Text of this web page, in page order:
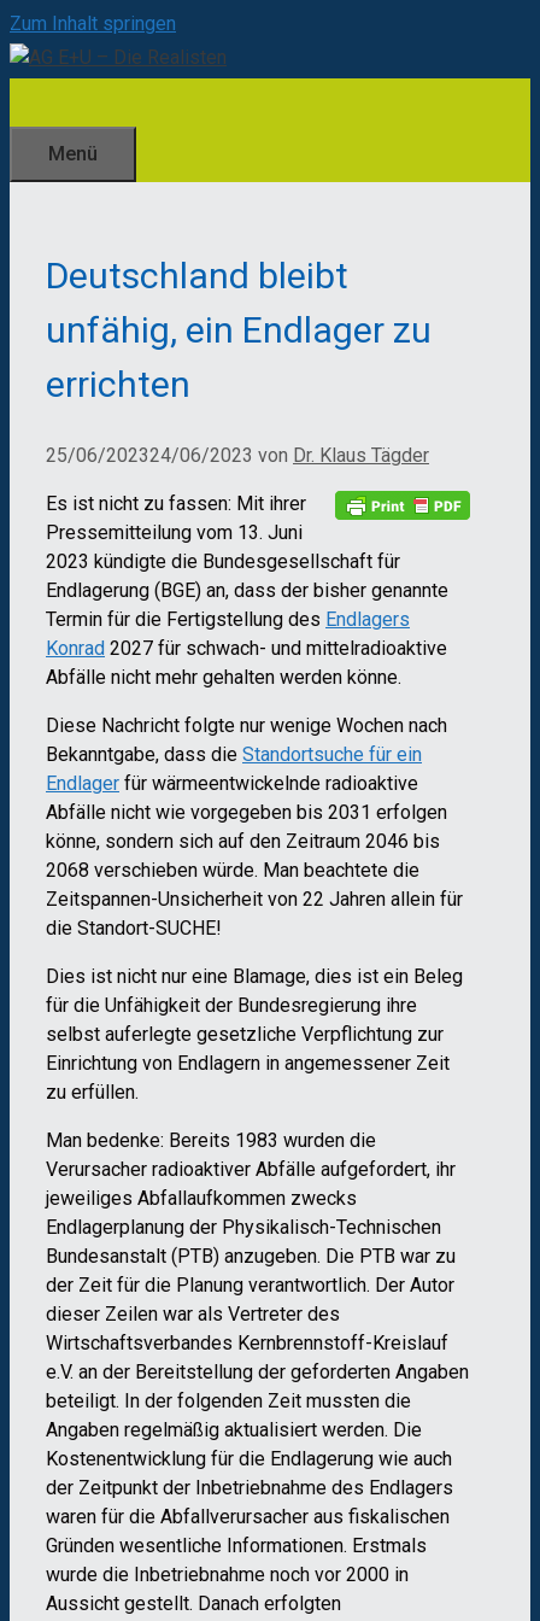
Zum Inhalt springen
Menü
Deutschland bleibt
unfähig, ein Endlager zu
errichten
25/06/202324/06/2023 von Dr. Klaus Tägder
Es ist nicht zu fassen: Mit ihrer
Pressemitteilung vom 13. Juni
2023 kündigte die Bundesgesellschaft für
Endlagerung (BGE) an, dass der bisher genannte
Termin für die Fertigstellung des Endlagers
Konrad 2027 für schwach- und mittelradioaktive
Abfälle nicht mehr gehalten werden könne.
Diese Nachricht folgte nur wenige Wochen nach
Bekanntgabe, dass die Standortsuche für ein
Endlager für wärmeentwickelnde radioaktive
Abfälle nicht wie vorgegeben bis 2031 erfolgen
könne, sondern sich auf den Zeitraum 2046 bis
2068 verschieben würde. Man beachtete die
Zeitspannen-Unsicherheit von 22 Jahren allein für
die Standort-SUCHE!
Dies ist nicht nur eine Blamage, dies ist ein Beleg
für die Unfähigkeit der Bundesregierung ihre
selbst auferlegte gesetzliche Verpflichtung zur
Einrichtung von Endlagern in angemessener Zeit
zu erfüllen.
Man bedenke: Bereits 1983 wurden die
Verursacher radioaktiver Abfälle aufgefordert, ihr
jeweiliges Abfallaufkommen zwecks
Endlagerplanung der Physikalisch-Technischen
Bundesanstalt (PTB) anzugeben. Die PTB war zu
der Zeit für die Planung verantwortlich. Der Autor
dieser Zeilen war als Vertreter des
Wirtschaftsverbandes Kernbrennstoff-Kreislauf
e.V. an der Bereitstellung der geforderten Angaben
beteiligt. In der folgenden Zeit mussten die
Angaben regelmäßig aktualisiert werden. Die
Kostenentwicklung für die Endlagerung wie auch
der Zeitpunkt der Inbetriebnahme des Endlagers
waren für die Abfallverursacher aus fiskalischen
Gründen wesentliche Informationen. Erstmals
wurde die Inbetriebnahme noch vor 2000 in
Aussicht gestellt. Danach erfolgten